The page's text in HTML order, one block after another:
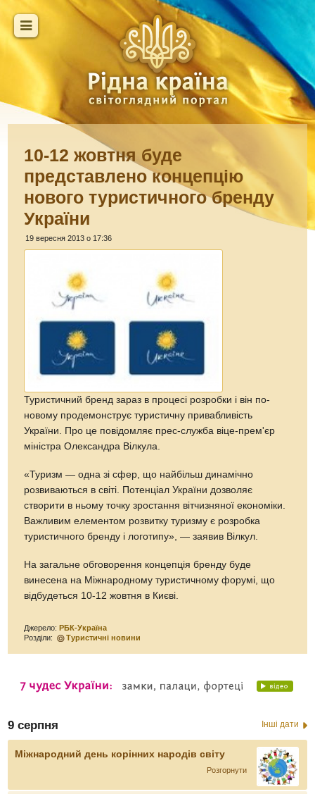
10-12 жовтня буде
представлено концепцію
нового туристичного бренду
України
19 вересня 2013 о 17:36
Туристичний бренд зараз в процесі розробки і він по-
новому продемонструє туристичну привабливість
України. Про це повідомляє прес-служба віце-прем'єр
міністра Олександра Вілкула.
«Туризм — одна зі сфер, що найбільш динамічно
розвиваються в світі. Потенціал України дозволяє
створити в ньому точку зростання вітчизняної економіки.
Важливим елементом розвитку туризму є розробка
туристичного бренду і логотипу», — заявив Вілкул.
На загальне обговорення концепція бренду буде
винесена на Міжнародному туристичному форумі, що
відбудеться 10-12 жовтня в Києві.
Джерело:РБК-Україна
Розділи:
Туристичні новини
9 серпня Інші дати
Міжнародний день корінних народів світу
Розгорнути